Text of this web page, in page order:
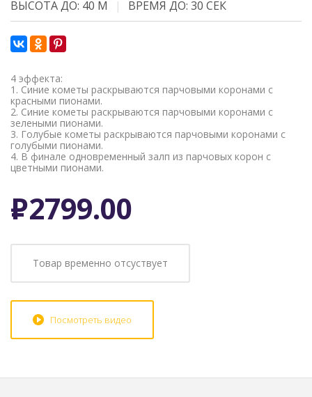
ВЫСОТА ДО: 40 М
ВРЕМЯ ДО: 30 СЕК
4 эффекта:
1. Синие кометы раскрываются парчовыми коронами с
красными пионами.
2. Синие кометы раскрываются парчовыми коронами с
зелеными пионами.
3. Голубые кометы раскрываются парчовыми коронами с
голубыми пионами.
4. В финале одновременный залп из парчовых корон с
цветными пионами.
Р2799.00
Товар временно отсуствует
Посмотреть видео